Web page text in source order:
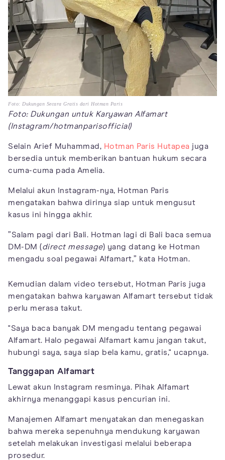
Foto: Dukungan Secara Gratis dari Hotman Paris
Foto: Dukungan untuk Karyawan Alfamart
(Instagram/hotmanparisofficial)
Selain Arief Muhammad, Hotman Paris Hutapea juga
bersedia untuk memberikan bantuan hukum secara
cuma-cuma pada Amelia.
Melalui akun Instagram-nya, Hotman Paris
mengatakan bahwa dirinya siap untuk mengusut
kasus ini hingga akhir.
”Salam pagi dari Bali. Hotman lagi di Bali baca semua
DM-DM (direct message) yang datang ke Hotman
mengadu soal pegawai Alfamart,” kata Hotman.
Kemudian dalam video tersebut, Hotman Paris juga
mengatakan bahwa karyawan Alfamart tersebut tidak
perlu merasa takut.
"Saya baca banyak DM mengadu tentang pegawai
Alfamart. Halo pegawai Alfamart kamu jangan takut,
hubungi saya, saya siap bela kamu, gratis," ucapnya.
Tanggapan Alfamart
Lewat akun Instagram resminya. Pihak Alfamart
akhirnya menanggapi kasus pencurian ini.
Manajemen Alfamart menyatakan dan menegaskan
bahwa mereka sepenuhnya mendukung karyawan
setelah melakukan investigasi melalui beberapa
prosedur.